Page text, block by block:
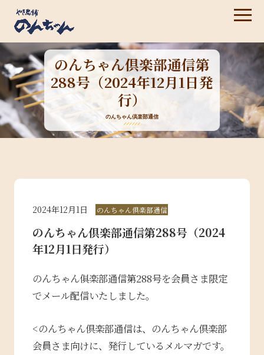
のんちゃん倶楽部通信第
288号（2024年12月1日発
行）
のんちゃん倶楽部通信
2024年12月1日 のんちゃん倶楽部通信
のんちゃん倶楽部通信第288号（2024
年12月1日発行）
のんちゃん俱楽部通信第288号を会員さま限定
でメール配信いたしました。
<のんちゃん倶楽部通信は、のんちゃん倶楽部
会員さま向けに、発行しているメルマガです。